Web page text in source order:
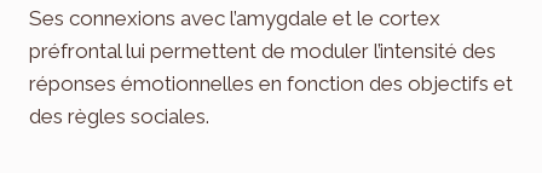
Ses connexions avec l’amygdale et le cortex
préfrontal lui permettent de moduler l’intensité des
réponses émotionnelles en fonction des objectifs et
des règles sociales.